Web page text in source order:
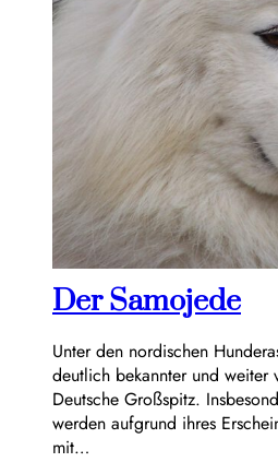
Der Samojede
Unter den nordischen
deutlich bekannter und weiter
Deutsche Großspitz.
werden aufgrund ihres
mit…